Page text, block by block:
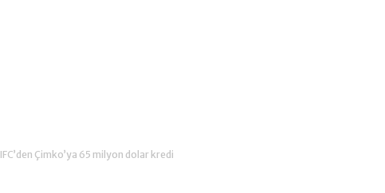
IFC’den Çimko’ya 65 milyon dolar kredi